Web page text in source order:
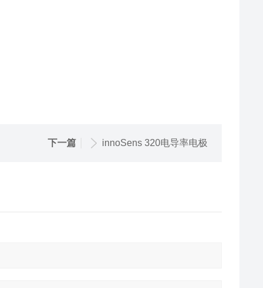
下一篇 innoSens 320电导率电极